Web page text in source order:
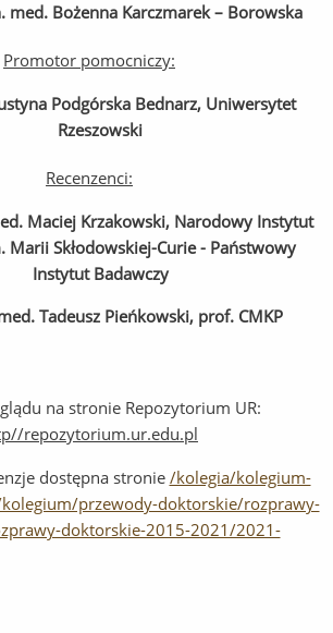
med. Bożenna Karczmarek – Borowska
Promotor pomocniczy:
Podgórska Bednarz, Uniwersytet
Rzeszowski
Recenzenci:
Maciej Krzakowski, Narodowy Instytut
Marii Skłodowskiej-Curie - Państwowy
Instytut Badawczy
Tadeusz Pieńkowski, prof. CMKP
na stronie Repozytorium UR:
repozytorium.ur.edu.pl
dostępna stronie /kolegia/kolegium-
przewody-doktorskie/rozprawy-
doktorskie-2015-2021/2021-